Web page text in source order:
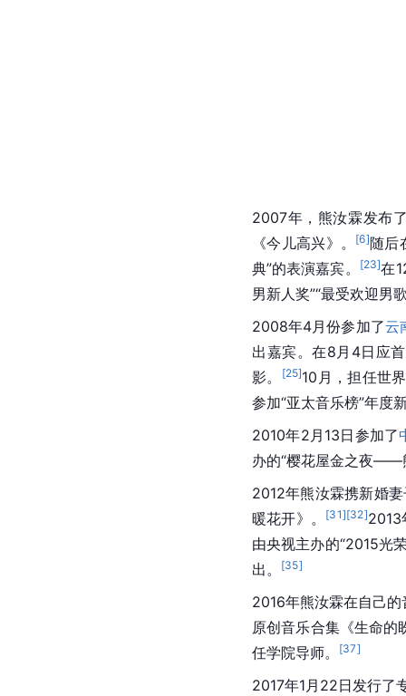
2007年，熊汝霖发布
《今儿高兴》。
[6]随后
典”的表演嘉宾。
[23]在
男新人奖”“最受欢迎男
2008年4月份参加了云
出嘉宾。在8月4日应
影。
[25]10月，担任世
参加“亚太音乐榜”年度
2010年2月13日参加了
办的“樱花屋金之夜——
2012年熊汝霖携新婚
暖花开》。
[31][32]2013
由央视主办的“2015光
出。
[35]
2016年熊汝霖在自己
原创音乐合集《生命的
任学院导师。
[37]
2017年1月22日发行了